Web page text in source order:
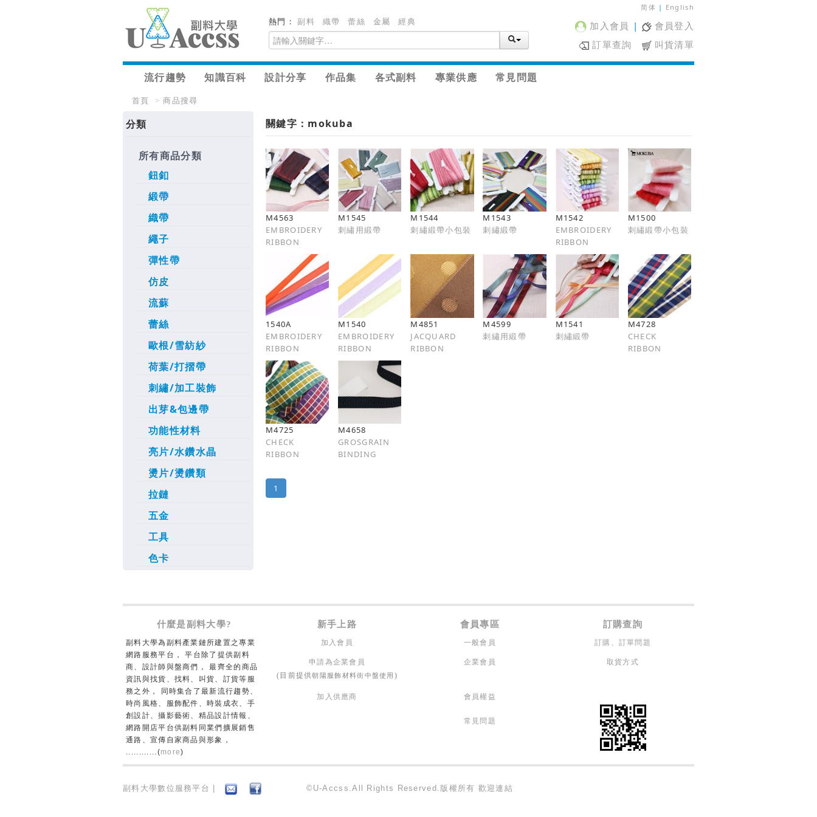
熱門：副料 織帶 蕾絲 金屬 經典
简体 | English
加入會員 |
會員登入
訂單查詢
叫貨清單
流行趨勢 知識百科 設計分享 作品集 各式副料 專業供應 常見問題
首頁 > 商品搜尋
分類
所有商品分類
鈕釦
緞帶
織帶
繩子
彈性帶
仿皮
流蘇
蕾絲
歐根/雪紡紗
荷葉/打摺帶
刺繡/加工裝飾
出芽&包邊帶
功能性材料
亮片/水鑽水晶
燙片/燙鑽類
拉鏈
五金
工具
色卡
關鍵字：mokuba
M4563
EMBROIDERY
RIBBON
M1545
刺繡用緞帶
M1544
刺繡緞帶小包裝
M1543
刺繡緞帶
M1542
EMBROIDERY
RIBBON
M1500
刺繡緞帶小包裝
1540A
EMBROIDERY
RIBBON
M1540
EMBROIDERY
RIBBON
M4851
JACQUARD
RIBBON
M4599
刺繡用緞帶
M1541
刺繡緞帶
M4728
CHECK
RIBBON
M4725
CHECK
RIBBON
M4658
GROSGRAIN
BINDING
1
什麼是副料大學? 新手上路 會員專區 訂購查詢
副料大學為副料產業鏈所建置之專業
網路服務平台， 平台除了提供副料
商、設計師與盤商們， 最齊全的商品
資訊與找貨、找料、叫貨、訂貨等服
務之外， 同時集合了最新流行趨勢、
時尚風格、服飾配件、時裝成衣、手
創設計、攝影藝術、精品設計情報、
網路開店平台供副料同業們擴展銷售
通路、宣傳自家商品與形象，
............(more)
加入會員 一般會員 訂購、訂單問題
申請為企業會員
(目前提供朝陽服飾材料街中盤使用 )
企業會員 取貨方式
加入供應商 會員權益
常見問題
副料大學數位服務平台 | ©U-Accss.All Rights Reserved.版權所有 歡迎連結